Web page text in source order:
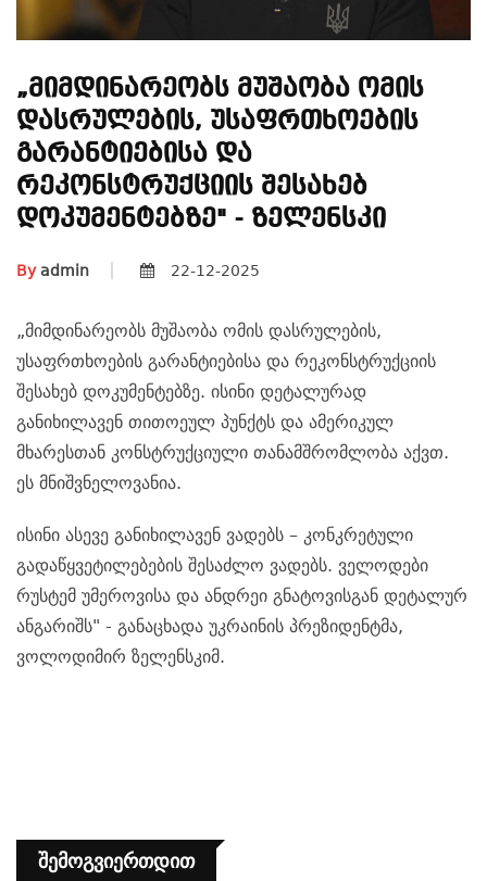
„მიმდინარეობს Მუშაობა Ომის
Დასრულების, Უსაფრთხოების
Გარანტიებისა Და
Რეკონსტრუქციის Შესახებ
Დოკუმენტებზე" - Ზელენსკი
Byadmin 22-12-2025
„მიმდინარეობს მუშაობა ომის დასრულების,
უსაფრთხოების გარანტიებისა და რეკონსტრუქციის
შესახებ დოკუმენტებზე. ისინი დეტალურად
განიხილავენ თითოეულ პუნქტს და ამერიკულ
მხარესთან კონსტრუქციული თანამშრომლობა აქვთ.
ეს მნიშვნელოვანია.
ისინი ასევე განიხილავენ ვადებს – კონკრეტული
გადაწყვეტილებების შესაძლო ვადებს. ველოდები
რუსტემ უმეროვისა და ანდრეი გნატოვისგან დეტალურ
ანგარიშს" - განაცხადა უკრაინის პრეზიდენტმა,
ვოლოდიმირ ზელენსკიმ.
Შემოგვიერთდით